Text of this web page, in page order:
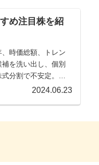
め注目株を紹
時価総額、トレン
を洗い出し、個別
分割で不安定。し
2024.06.23